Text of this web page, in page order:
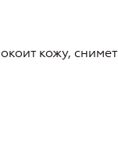
кожу,